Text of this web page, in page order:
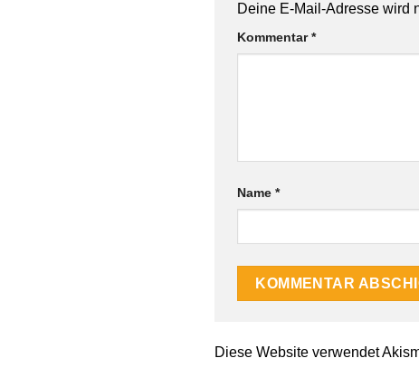
Deine E-Mail-Adresse wird
Kommentar*
Name *
Diese Website verwendet